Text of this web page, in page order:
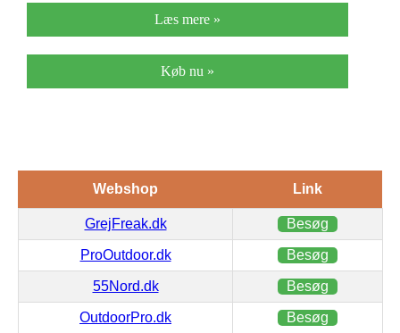
Læs mere »
Køb nu »
Webshop Link
GrejFreak.dk Besøg
ProOutdoor.dk Besøg
55Nord.dk Besøg
OutdoorPro.dk Besøg